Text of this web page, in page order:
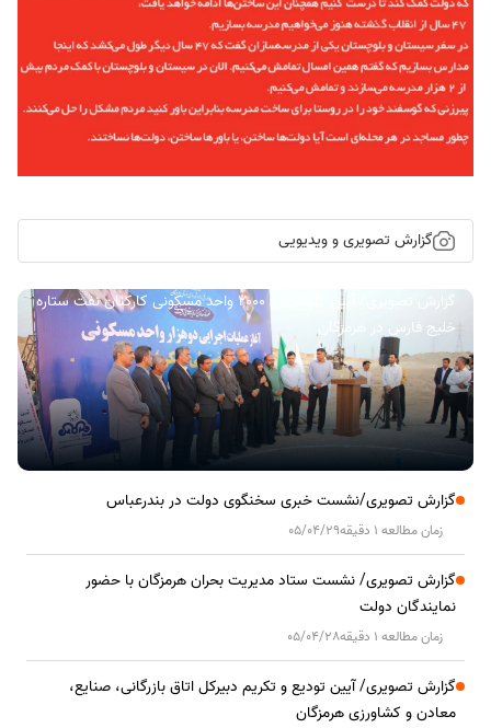
گزارش تصویری و ویدیویی
گزارش تصویری/ آیین کلنگ زنی ۲۰۰۰ واحد مسکونی کارکنان نفت ستاره
خلیج فارس در هرمزگان
گزارش تصویری/نشست خبری سخنگوی دولت در بندرعباس
زمان مطالعه 1 دقیقه 05/04/29
گزارش تصویری/ نشست ستاد مدیریت بحران هرمزگان با حضور
نمایندگان دولت
زمان مطالعه 1 دقیقه 05/04/28
گزارش تصویری/ آیین تودیع و تکریم دبیرکل اتاق بازرگانی، صنایع،
معادن و کشاورزی هرمزگان